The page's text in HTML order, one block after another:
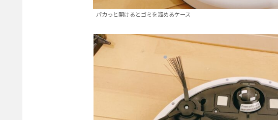
パカっと開けるとゴミを溜めるケース